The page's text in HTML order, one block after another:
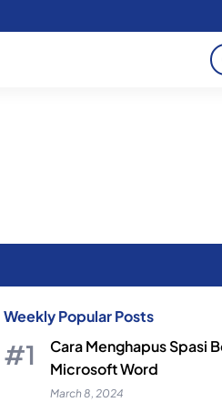
Weekly Popular Posts
Cara Menghapus Spasi
Microsoft Word
March 8, 2024